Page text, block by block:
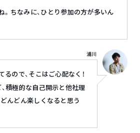
。ちなみに、ひとり参加の方が多いん
るので、そこはご心配なく！
積極的な自己開示と他社理
んどん楽しくなると思う
浦川